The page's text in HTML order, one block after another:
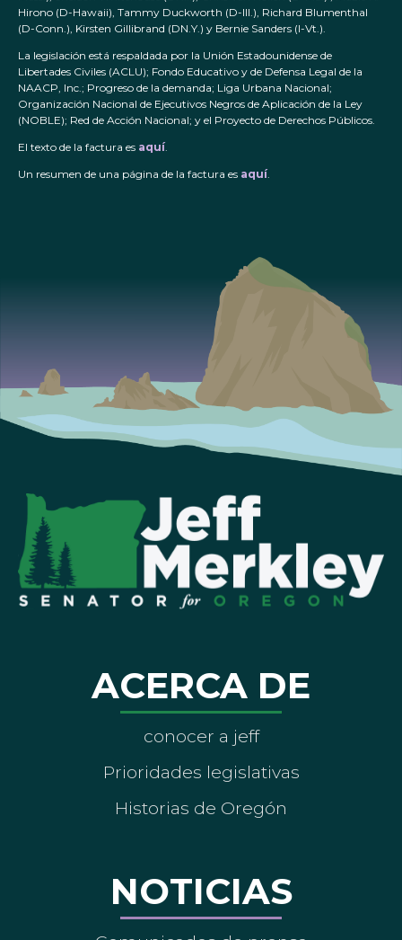
Hirono (D-Hawaii), Tammy Duckworth (D-Ill.), Richard Blumenthal
(D-Conn.), Kirsten Gillibrand (DN.Y.) y Bernie Sanders (I-Vt.).
La legislación está respaldada por la Unión Estadounidense de
Libertades Civiles (ACLU); Fondo Educativo y de Defensa Legal de la
NAACP, Inc.; Progreso de la demanda; Liga Urbana Nacional;
Organización Nacional de Ejecutivos Negros de Aplicación de la Ley
(NOBLE); Red de Acción Nacional; y el Proyecto de Derechos Públicos.
El texto de la factura es aquí.
Un resumen de una página de la factura es aquí.
ACERCA DE
conocer a jeff
Prioridades legislativas
Historias de Oregón
NOTICIAS